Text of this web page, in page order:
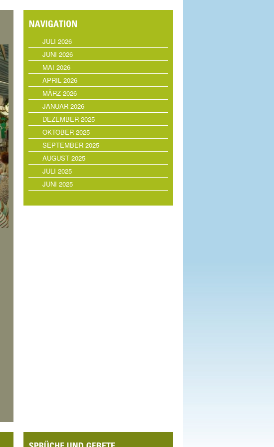
JULI 2026
JUNI 2026
MAI 2026
APRIL 2026
MÄRZ 2026
JANUAR 2026
DEZEMBER 2025
OKTOBER 2025
SEPTEMBER 2025
AUGUST 2025
JULI 2025
JUNI 2025